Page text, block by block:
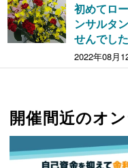
初めてロ
ンサルタ
せんでした
2022年08月
開催間近のオ